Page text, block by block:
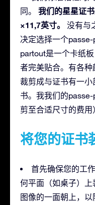
同。 我们的星星证
×11,7英寸。
没有与
决定选择一个
partout是一个卡纸
者完美贴合。有各
裁剪成与证书有一
书。我我们的
剪至合适尺寸的费用
将您的证书
首先确保您的工
何平面（如桌子）
图像的一面朝上，